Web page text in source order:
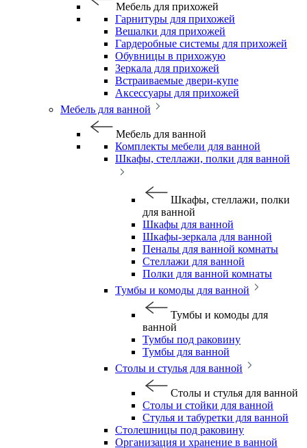
Мебель для прихожей
Гарнитуры для прихожей
Вешалки для прихожей
Гардеробные системы для прихожей
Обувницы в прихожую
Зеркала для прихожей
Встраиваемые двери-купе
Аксессуары для прихожей
Мебель для ванной
Мебель для ванной
Комплекты мебели для ванной
Шкафы, стеллажи, полки для ванной
Шкафы, стеллажи, полки
для ванной
Шкафы для ванной
Шкафы-зеркала для ванной
Пеналы для ванной комнаты
Стеллажи для ванной
Полки для ванной комнаты
Тумбы и комоды для ванной
Тумбы и комоды для
ванной
Тумбы под раковину
Тумбы для ванной
Столы и стулья для ванной
Столы и стулья для ванной
Столы и стойки для ванной
Стулья и табуретки для ванной
Столешницы под раковину
Организация и хранение в ванной